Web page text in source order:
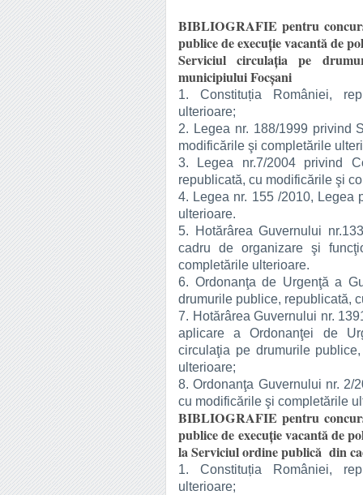
BIBLIOGRAFIE pentru
publice de execuţie vacantă de
Serviciul circulația pe
municipiului Focşani
1. Constituția României,
ulterioare;
2. Legea nr. 188/1999 privind
modificările şi completările
3. Legea nr.7/2004 privind
republicată, cu modificările şi
4. Legea nr. 155 /2010, Legea
ulterioare.
5. Hotărârea Guvernului
cadru de organizare şi
completările ulterioare.
6. Ordonanţa de Urgenţă a
drumurile publice, republicată,
7. Hotărârea Guvernului nr.
aplicare a Ordonanţei de
circulaţia pe drumurile
ulterioare;
8. Ordonanţa Guvernului nr. 2/
cu modificările şi completările
BIBLIOGRAFIE pentru
publice de execuţie vacantă de
la Serviciul ordine publică din
1. Constituția României,
ulterioare;